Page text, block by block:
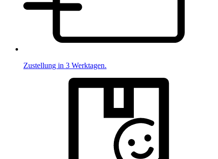
Zustellung in 3 Werktagen.